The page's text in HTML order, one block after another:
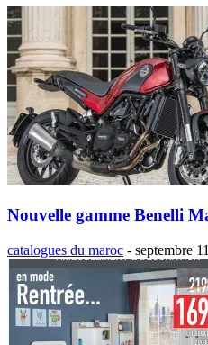
Nouvelle gamme Benelli
catalogues du maroc - septembre